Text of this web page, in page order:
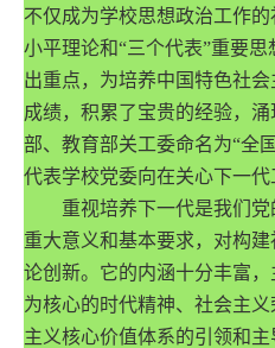
不仅成为学校思想政治工作
小平理论和“三个代表”重要
出重点，为培养中国特色社
成绩，积累了宝贵的经验，
部、教育部关工委命名为“全
代表学校党委向在关心下一
重视培养下一代是我们党
重大意义和基本要求，对构
论创新。它的内涵十分丰富
为核心的时代精神、社会主
主义核心价值体系的引领和